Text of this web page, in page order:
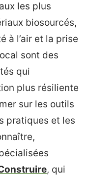
les plus
biosourcés,
à l’air et la prise
sont des
qui
plus résiliente
sur les outils
pratiques et les
, qui